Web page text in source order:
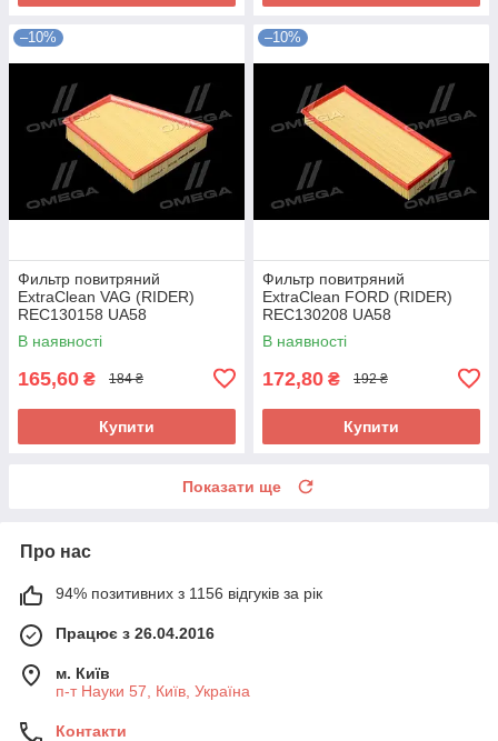
–10%
Фильтр повитряний
ExtraClean VAG (RIDER)
REC130158 UA58
В наявності
165,60 ₴ 184 ₴
Купити
–10%
Фильтр повитряний
ExtraClean FORD (RIDER)
REC130208 UA58
В наявності
172,80 ₴ 192 ₴
Купити
Показати ще
Про нас
94% позитивних з 1156 відгуків за рік
Працює з 26.04.2016
м. Київ
п-т Науки 57, Київ, Україна
Контакти